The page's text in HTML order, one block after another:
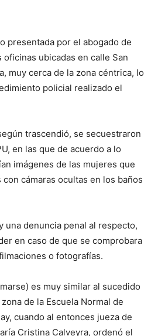
presentada por el abogado de
oficinas ubicadas en calle San
muy cerca de la zona céntrica, lo
policial realizado el
trascendió, se secuestraron
en las que de acuerdo a lo
imágenes de las mujeres que
cámaras ocultas en los baños
una denuncia penal al respecto,
en caso de que se comprobara
o fotografías.
es muy similar al sucedido
de la Escuela Normal de
cuando al entonces jueza de
Cristina Calveyra, ordenó el